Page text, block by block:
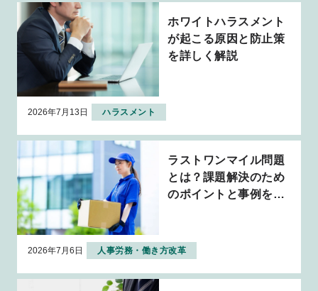
ホワイトハラスメント
が起こる原因と防止策
を詳しく解説
2026年7月13日 ハラスメント
ラストワンマイル問題
とは？課題解決のため
のポイントと事例を解
2026年7月6日 人事労務・働き方改革